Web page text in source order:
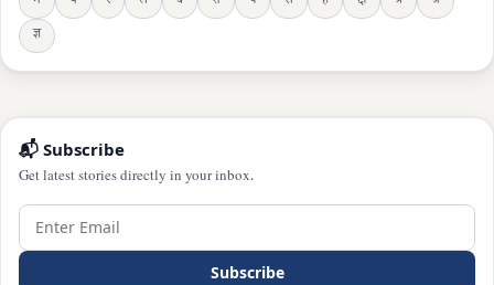
ज्ञ
📬 Subscribe
Get latest stories directly in your inbox.
Subscribe